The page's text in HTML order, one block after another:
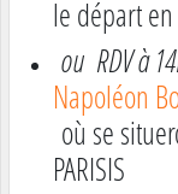
le départ
ou RDV à
Napoléon
où se
PARISIS